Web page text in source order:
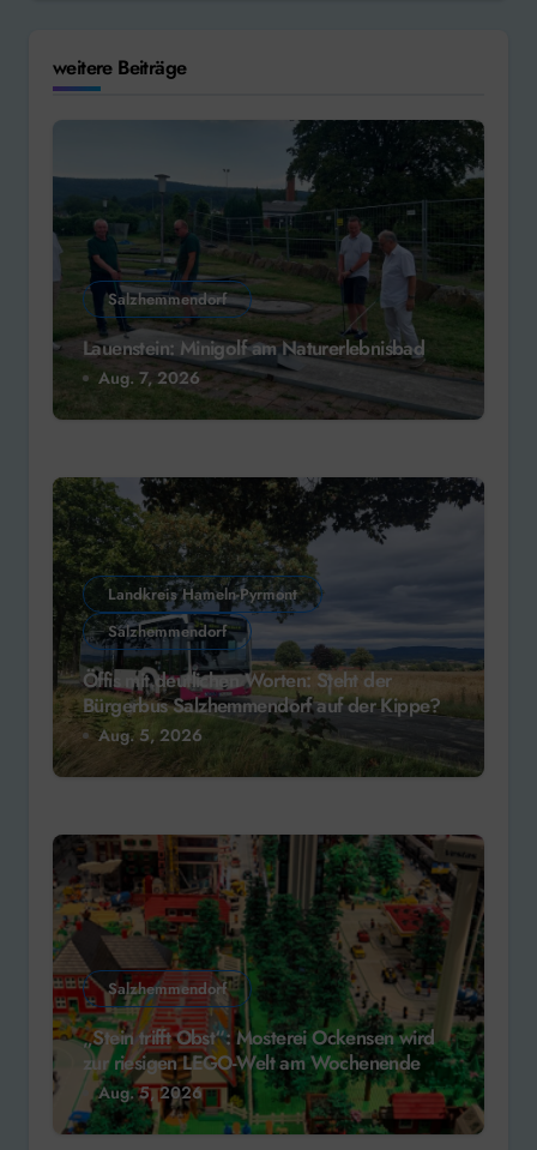
weitere Beiträge
Salzhemmendorf
Lauenstein: Minigolf am Naturerlebnisbad
Aug. 7, 2026
Landkreis Hameln-Pyrmont
Salzhemmendorf
Öffis mit deutlichen Worten: Steht der
Bürgerbus Salzhemmendorf auf der Kippe?
Aug. 5, 2026
Salzhemmendorf
„Stein trifft Obst“: Mosterei Ockensen wird
zur riesigen LEGO-Welt am Wochenende
Aug. 5, 2026